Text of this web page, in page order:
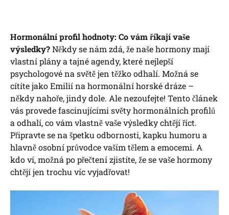
Hormonální profil hodnoty: Co vám říkají vaše
výsledky?Někdy se nám zdá, že naše hormony mají
vlastní plány a tajné agendy, které nejlepší
psychologové na světě jen těžko odhalí. Možná se
cítíte jako Emilií na hormonální horské dráze –
někdy nahoře, jindy dole. Ale nezoufejte! Tento článek
vás provede fascinujícími světy hormonálních profilů
a odhalí, co vám vlastně vaše výsledky chtějí říct.
Připravte se na špetku odbornosti, kapku humoru a
hlavně osobní průvodce vaším tělem a emocemi. A
kdo ví, možná po přečtení zjistíte, že se vaše hormony
chtějí jen trochu víc vyjadřovat!